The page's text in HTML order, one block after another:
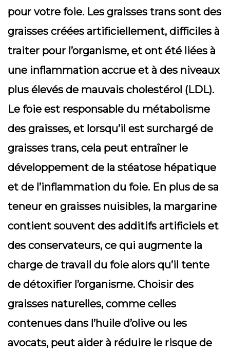
pour votre foie. Les graisses trans sont des
graisses créées artificiellement, difficiles à
traiter pour l’organisme, et ont été liées à
une inflammation accrue et à des niveaux
plus élevés de mauvais cholestérol (LDL).
Le foie est responsable du métabolisme
des graisses, et lorsqu’il est surchargé de
graisses trans, cela peut entraîner le
développement de la stéatose hépatique
et de l’inflammation du foie. En plus de sa
teneur en graisses nuisibles, la margarine
contient souvent des additifs artificiels et
des conservateurs, ce qui augmente la
charge de travail du foie alors qu’il tente
de détoxifier l’organisme. Choisir des
graisses naturelles, comme celles
contenues dans l’huile d’olive ou les
avocats, peut aider à réduire le risque de